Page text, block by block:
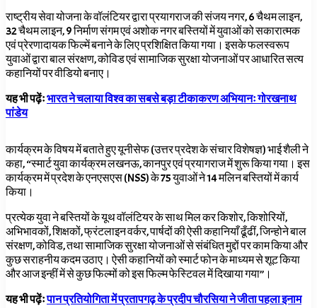
राष्ट्रीय सेवा योजना के वॉलंटियर द्वारा प्रयागराज की संजय नगर,6 चैथम लाइन,
32 चैथम लाइन,9 निर्माण संगम एवं अशोक नगर बस्तियों में युवाओं को सकारात्मक
एवं प्रेरणादायक फिल्में बनाने के लिए प्रशिक्षित किया गया। इसके फलस्वरूप
युवाओं द्वारा बाल संरक्षण,कोविड एवं सामाजिक सुरक्षा योजनाओं पर आधारित सत्य
कहानियों पर वीडियो बनाए।
यह भी पढ़ेंःभारत ने चलाया विश्व का सबसे बड़ा टीकाकरण अभियानः गोरखनाथ
पांडेय
कार्यक्रम के विषय में बताते हुए यूनीसेफ (उत्तर प्रदेश के संचार विशेषज्ञ) भाई शैली ने
कहा, “स्मार्ट युवा कार्यक्रम लखनऊ,कानपुर एवं प्रयागराज में शुरू किया गया। इस
कार्यक्रम में प्रदेश के एनएसएस (NSS) के 75 युवाओं ने 14 मलिन बस्तियों में कार्य
किया।
प्रत्येक युवा ने बस्तियों के यूथ वॉलंटियर के साथ मिल कर किशोर, किशोरियों,
अभिभावकों,शिक्षकों,फ्रंटलाइन वर्कर,पार्षदों की ऐसी कहानियाँ ढूँढीं, जिन्होने बाल
संरक्षण,कोविड,तथा सामाजिक सुरक्षा योजनाओं से संबंधित मुद्दों पर काम किया और
कुछ सराहनीय कदम उठाए। ऐसी कहानियों को स्मार्ट फोन के माध्यम से शूट किया
और आज इन्हीं में से कुछ फिल्मों को इस फिल्म फेस्टिवल में दिखाया गया”।
यह भी पढ़ेंःपान प्रतियोगिता में प्रतापगढ़ के प्रदीप चौरसिया ने जीता पहला इनाम